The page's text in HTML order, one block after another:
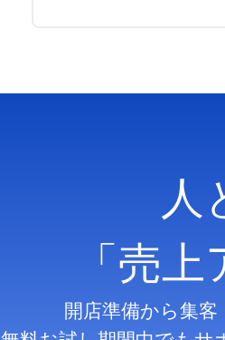
人
「売
開店準備から集客